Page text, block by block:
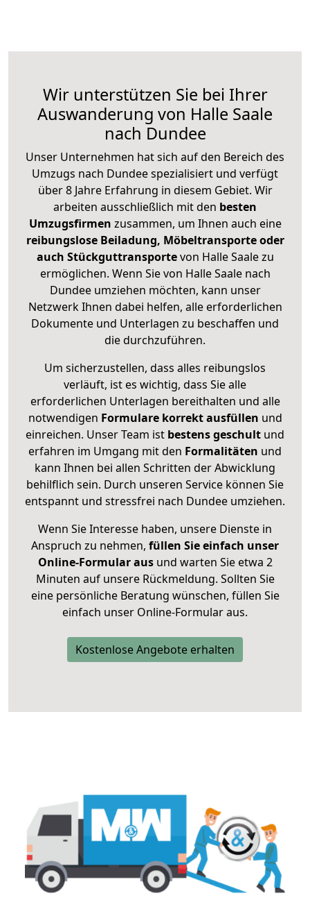
Wir unterstützen Sie bei Ihrer
Auswanderung von Halle Saale
nach Dundee
Unser Unternehmen hat sich auf den Bereich des
Umzugs nach Dundee spezialisiert und verfügt
über 8 Jahre Erfahrung in diesem Gebiet. Wir
arbeiten ausschließlich mit den besten
Umzugsfirmen zusammen, um Ihnen auch eine
reibungslose Beiladung, Möbeltransporte oder
auch Stückguttransportevon Halle Saale zu
ermöglichen. Wenn Sie von Halle Saale nach
Dundee umziehen möchten, kann unser
Netzwerk Ihnen dabei helfen, alle erforderlichen
Dokumente und Unterlagen zu beschaffen und
die durchzuführen.
Um sicherzustellen, dass alles reibungslos
verläuft, ist es wichtig, dass Sie alle
erforderlichen Unterlagen bereithalten und alle
notwendigen Formulare korrekt ausfüllen und
einreichen. Unser Team ist bestens geschult und
erfahren im Umgang mit den Formalitäten und
kann Ihnen bei allen Schritten der Abwicklung
behilflich sein. Durch unseren Service können Sie
entspannt und stressfrei nach Dundee umziehen.
Wenn Sie Interesse haben, unsere Dienste in
Anspruch zu nehmen, füllen Sie einfach unser
Online-Formular ausund warten Sie etwa 2
Minuten auf unsere Rückmeldung. Sollten Sie
eine persönliche Beratung wünschen, füllen Sie
einfach unser Online-Formular aus.
Kostenlose Angebote erhalten